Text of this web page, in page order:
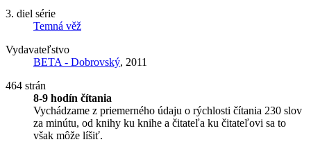
3. diel série
Temná věž
Vydavateľstvo
BETA - Dobrovský, 2011
464 strán
8-9 hodín čítania
Vychádzame z priemerného údaju o rýchlosti čítania 230 slov
za minútu, od knihy ku knihe a čitateľa ku čitateľovi sa to
však môže líšiť.